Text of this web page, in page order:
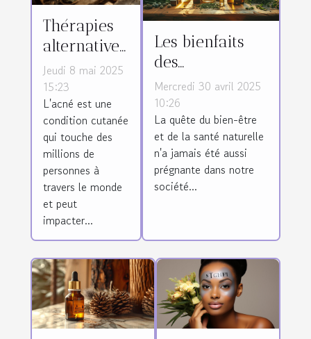
Thérapies
alternatives
pour lutter
contre
l'acné
résultats et
méthodes
Jeudi 8 mai 2025
15:23
L'acné est une
condition cutanée
qui touche des
millions de
personnes à
travers le monde
et peut
impacter...
Les bienfaits
des
cosmétiques
naturels et de
l'aromathérapie
pour la santé
Mercredi 30 avril 2025
10:26
La quête du bien-être
et de la santé naturelle
n'a jamais été aussi
prégnante dans notre
société...